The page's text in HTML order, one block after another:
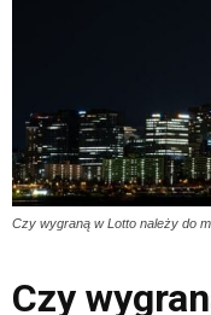
Czy wygraną w Lotto należy do
Czy